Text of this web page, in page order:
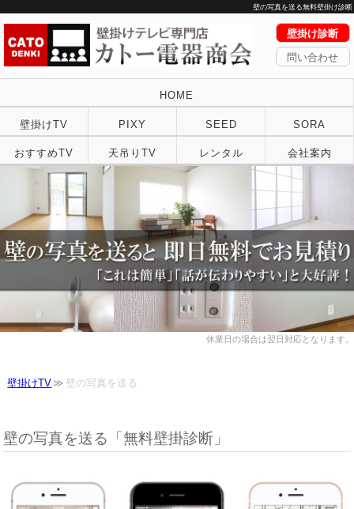
壁の写真を送る無料壁掛け診断
壁掛け診断
問い合わせ
HOME
壁掛けTV PIXY SEED SORA
おすすめTV 天吊りTV レンタル 会社案内
休業日の場合は翌日対応となります。
壁掛けTV 壁の写真を送る
壁の写真を送る「無料壁掛診断」